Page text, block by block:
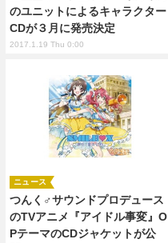
のユニットによるキャラクター
CDが３月に発売決定
2017.1.19 Thu 0:00
つんく♂サウンドプロデュース
のTVアニメ『アイドル事変』O
PテーマのCDジャケットが公
ニュース